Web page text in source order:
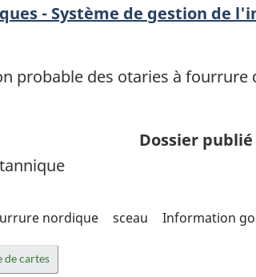
- Système de gestion de
probable des otaries à fourrure
Dossier publié
nordique sceau Information
de cartes